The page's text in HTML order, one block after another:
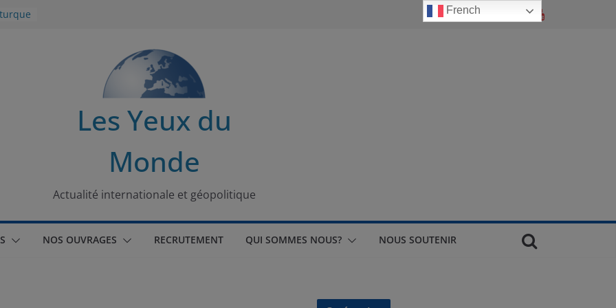
Les Yeux du
Monde
Actualité internationale et géopolitique
NOS OUVRAGES RECRUTEMENT QUI SOMMES NOUS? NOUS SOUTENIR
French